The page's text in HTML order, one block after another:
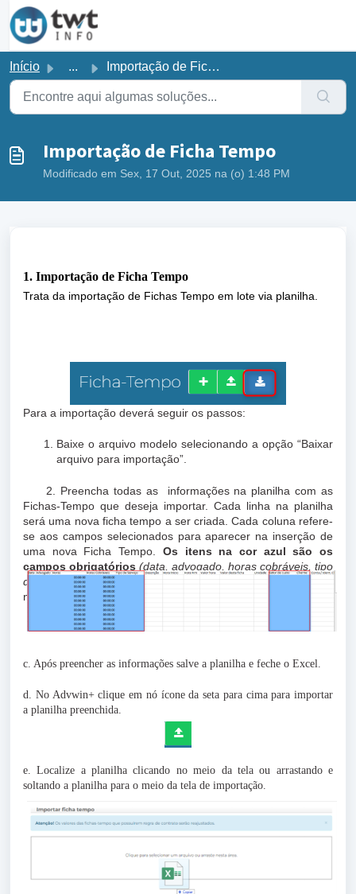
Ir para o conteúdo principal
Início ... Importação de Ficha Tempo
Importação de Ficha Tempo
Modificado em Sex, 17 Out, 2025 na (o) 1:48 PM
1. Importação de Ficha Tempo
Trata da importação de Fichas Tempo em lote via planilha.
Para a importação deverá seguir os passos:
Baixe o arquivo modelo selecionando a opção “Baixar
arquivo para importação”.
2. Preencha todas as informações na planilha com as
Fichas-Tempo que deseja importar. Cada linha na planilha
será uma nova ficha tempo a ser criada. Cada coluna refere-
se aos campos selecionados para aparecer na inserção de
uma nova Ficha Tempo. Os itens na cor azul são os
campos obrigatórios (data, advogado, horas cobráveis, tipo
de serviço, setor de custo, cliente)
nova Ficha Tempo.
c. Após preencher as informações salve a planilha e feche o Excel.
d. No Advwin+ clique em nó ícone da seta para cima para importar
a planilha preenchida.
e. Localize a planilha clicando no meio da tela ou arrastando e
soltando a planilha para o meio da tela de importação.